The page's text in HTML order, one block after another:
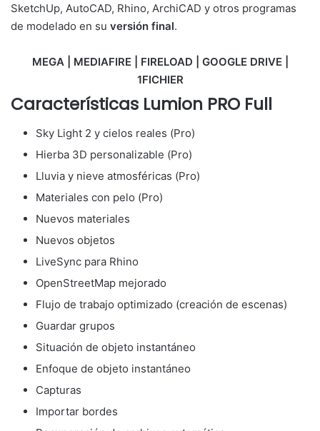
SketchUp, AutoCAD, Rhino, ArchiCAD y otros programas
de modelado en su versión final.
MEGA | MEDIAFIRE | FIRELOAD | GOOGLE DRIVE |
1FICHIER
Características Lumion PRO Full
Sky Light 2 y cielos reales (Pro)
Hierba 3D personalizable (Pro)
Lluvia y nieve atmosféricas (Pro)
Materiales con pelo (Pro)
Nuevos materiales
Nuevos objetos
LiveSync para Rhino
OpenStreetMap mejorado
Flujo de trabajo optimizado (creación de escenas)
Guardar grupos
Situación de objeto instantáneo
Enfoque de objeto instantáneo
Capturas
Importar bordes